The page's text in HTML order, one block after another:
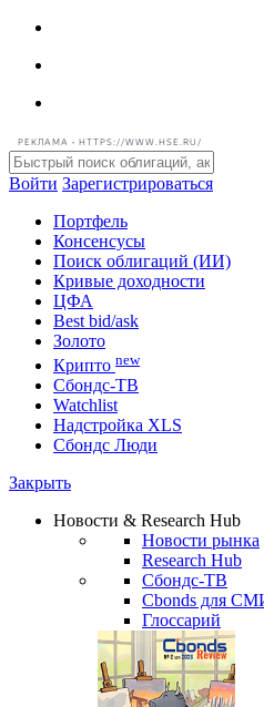
РЕКЛАМА • HTTPS://WWW.HSE.RU/
Войти Зарегистрироваться
Портфель
Консенсусы
Поиск облигаций (ИИ)
Кривые доходности
ЦФА
Best bid/ask
Золото
Крипто new
Watchlist
Сбондс Люди
Новости & Research Hub
Новости рынка
Research Hub
Сбондс-ТВ
Cbonds для СМИ
Глоссарий